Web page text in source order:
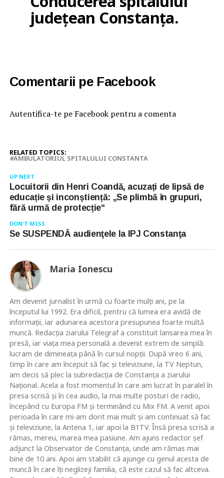
judeţean Constanţa.
Comentarii pe Facebook
Autentifica-te pe Facebook pentru a comenta
RELATED TOPICS:
AMBULATORIUL SPITALULUI CONSTANTA
UP NEXT
Locuitorii din Henri Coandă, acuzați de lipsă de
educație și inconștiență: „Se plimbă în grupuri,
fără urmă de protecție“
DON'T MISS
Se SUSPENDĂ audienţele la IPJ Constanţa
Maria Ionescu
Am devenit jurnalist în urmă cu foarte mulţi ani, pe la
începutul lui 1992. Era dificil, pentru că lumea era avidă de
informaţii, iar adunarea acestora presupunea foarte multă
muncă. Redacţia ziarului Telegraf a constituit lansarea mea în
presă, iar viaţa mea personală a devenit extrem de simplă:
lucram de dimineaţa până în cursul nopţii. După vreo 6 ani,
timp în care am început să fac şi televiziune, la TV Neptun,
am decis să plec la subredacţia de Constanţa a ziarului
Naţional. Acela a fost momentul în care am lucrat în paralel în
presa scrisă şi în cea audio, la mai multe posturi de radio,
începând cu Europa FM şi terminând cu Mix FM. A venit apoi
perioada în care mi-am dorit mai mult şi am continuat să fac
şi televiziune, la Antena 1, iar apoi la B1TV. Însă presa scrisă a
rămas, mereu, marea mea pasiune. Am ajuns redactor şef
adjunct la Observator de Constanţa, unde am rămas mai
bine de 10 ani. Apoi am stabilit că ajunge cu genul acesta de
muncă în care îţi neglizeji familia, că este cazul să fac altceva.